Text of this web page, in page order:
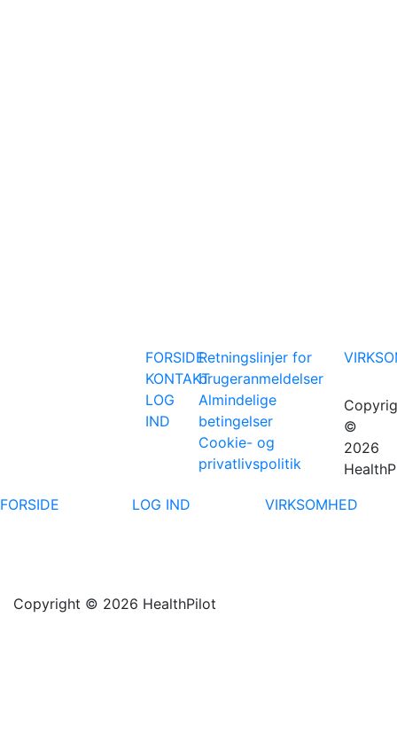
FORSIDE
KONTAKT
LOG
IND
Retningslinjer for
brugeranmeldelser
Almindelige
betingelser
Cookie- og
privatlivspolitik
©
2026
FORSIDE
LOG IND VIRKSOMHED
Copyright © 2026 HealthPilot